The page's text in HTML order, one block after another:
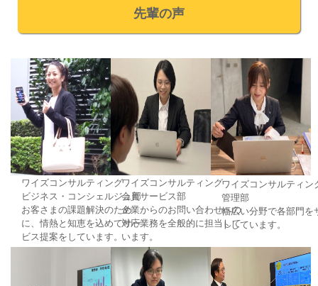
リサーチ
セミナー
経済ニュース
労務顧問
ＩＴ
飲食店情報
先輩の声
ワイズコンサルティング
ビジネス・コンシェルジュ部
お客さまの課題解決のため
に、情熱と知恵を込めてサー
ビス提案をしています。
ワイズコンサルティング
会員サービス部
企業からのお問い合わせへの
対応業務を全般的に担当して
います。
ワイズコンサルティン
管理部
幅広い分野で各部門を
トしています。